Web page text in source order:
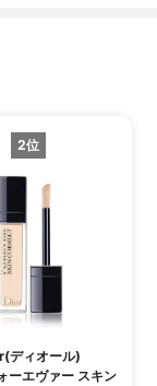
2位
ディオール)
ーエヴァー スキン